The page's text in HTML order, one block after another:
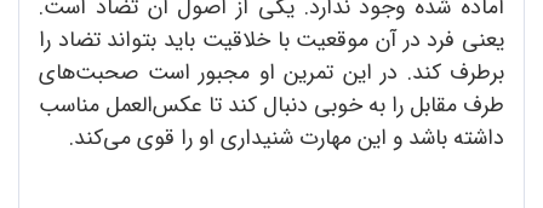
آماده شده وجود ندارد. یکی از اصول آن تضاد است.
یعنی فرد در آن موقعیت با خلاقیت باید بتواند تضاد را
برطرف کند. در این تمرین او مجبور است صحبت‌های
طرف مقابل را به خوبی دنبال کند تا عکس‌العمل مناسب
داشته باشد و این مهارت شنیداری او را قوی می‌کند.